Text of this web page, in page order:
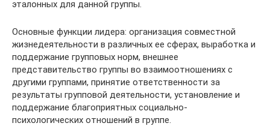
эталонных для данной группы.
Основные функции лидера: организация совместной
жизнедеятельности в различных ее сферах, выработка и
поддержание групповых норм, внешнее
представительство группы во взаимоотношениях с
другими группами, принятие ответственности за
результаты групповой деятельности, установление и
поддержание благоприятных социально-
психологических отношений в группе.